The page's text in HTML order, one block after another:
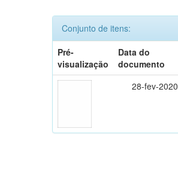
Conjunto de itens:
Pré-
visualização
Data do
documento
28-fev-2020